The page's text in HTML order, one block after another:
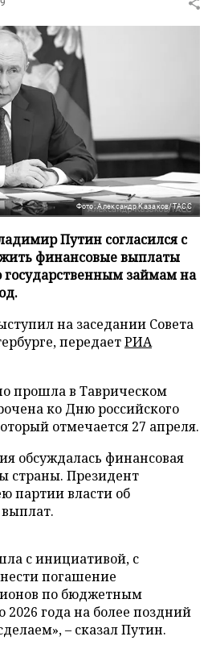
9
Фото: Александр Казаков/ТАСС
Путин согласился с
финансовые выплаты
государственным займам на
на заседании Совета
передаетРИА
прошла в Таврическом
ко Дню российского
отмечается 27 апреля.
обсуждалась финансовая
страны. Президент
партии власти об
с инициативой, с
погашение
по бюджетным
2026 года на более поздний
– сказал Путин.